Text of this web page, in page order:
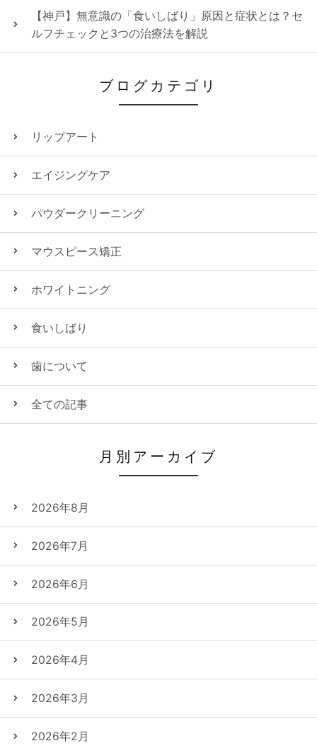
【神戸】無意識の「食いしばり」原因と症状とは？セ
ルフチェックと3つの治療法を解説
ブログカテゴリ
リップアート
エイジングケア
パウダークリーニング
マウスピース矯正
ホワイトニング
食いしばり
歯について
全ての記事
月別アーカイブ
2026年8月
2026年7月
2026年6月
2026年5月
2026年4月
2026年3月
2026年2月